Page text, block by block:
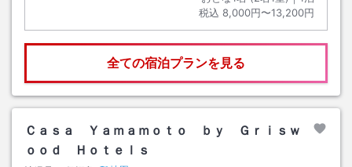
税込 8,000円〜13,200円
全ての宿泊プランを見る
Ｃａｓａ Ｙａｍａｍｏｔｏ ｂｙ Ｇｒｉｓｗ
ｏｏｄ Ｈｏｔｅｌｓ